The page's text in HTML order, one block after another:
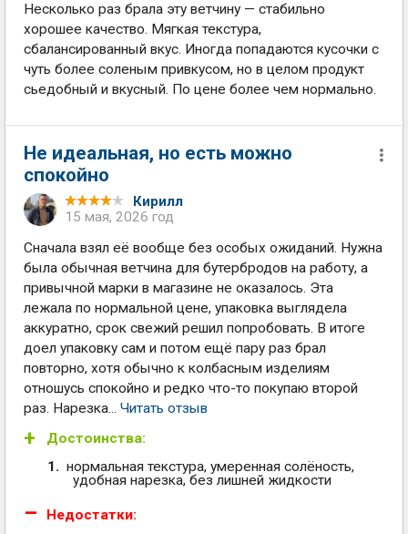
Несколько раз брала эту ветчину — стабильно
хорошее качество. Мягкая текстура,
сбалансированный вкус. Иногда попадаются кусочки с
чуть более соленым привкусом, но в целом продукт
сьедобный и вкусный. По цене более чем нормально.
Не идеальная, но есть можно
спокойно
Кирилл
15 мая, 2026 год
Сначала взял её вообще без особых ожиданий. Нужна
была обычная ветчина для бутербродов на работу, а
привычной марки в магазине не оказалось. Эта
лежала по нормальной цене, упаковка выглядела
аккуратно, срок свежий решил попробовать. В итоге
доел упаковку сам и потом ещё пару раз брал
повторно, хотя обычно к колбасным изделиям
отношусь спокойно и редко что-то покупаю второй
раз. Нарезка... Читать отзыв
Достоинства:
нормальная текстура, умеренная солёность,
удобная нарезка, без лишней жидкости
Недостатки: